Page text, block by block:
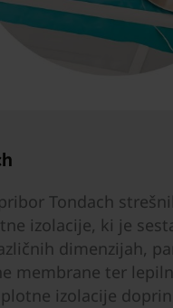
Tondach
izolacije, ki je
dimenzijah,
membrane ter
izolacije